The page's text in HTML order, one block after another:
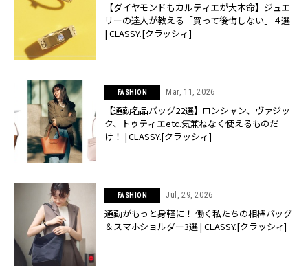
【ダイヤモンドもカルティエが大本命】ジュエ
リーの達人が教える「買って後悔しない」４選
| CLASSY.[クラッシィ]
FASHION Mar, 11, 2026
【通勤名品バッグ22選】ロンシャン、ヴァジッ
ク、トゥティエetc.気兼ねなく使えるものだ
け！ | CLASSY.[クラッシィ]
FASHION Jul, 29, 2026
通勤がもっと身軽に！ 働く私たちの相棒バッグ
＆スマホショルダー3選 | CLASSY.[クラッシィ]